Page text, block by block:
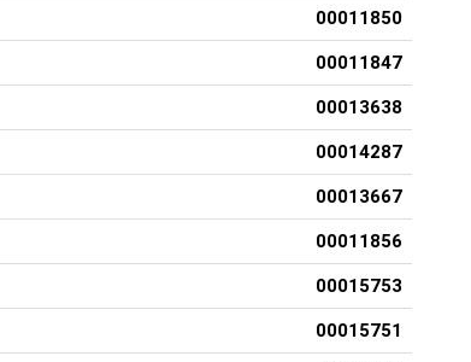
00011850
00011847
00013638
00014287
00013667
00011856
00015753
00015751